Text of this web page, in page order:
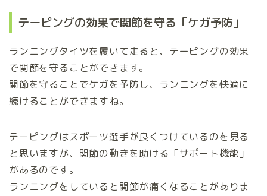
テーピングの効果で関節を守る「ケガ予防」
ランニングタイツを履いて走ると、テーピングの効果
で関節を守ることができます。
関節を守ることでケガを予防し、ランニングを快適に
続けることができますね。
テーピングはスポーツ選手が良くつけているのを見る
と思いますが、関節の動きを助ける「サポート機能」
があるのです。
ランニングをしていると関節が痛くなることがありま